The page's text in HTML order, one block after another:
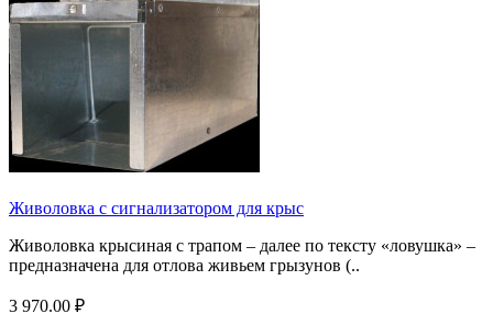
Живоловка с сигнализатором для крыс
Живоловка крысиная с трапом – далее по тексту «ловушка» –
предназначена для отлова живьем грызунов (..
3 970.00 ₽